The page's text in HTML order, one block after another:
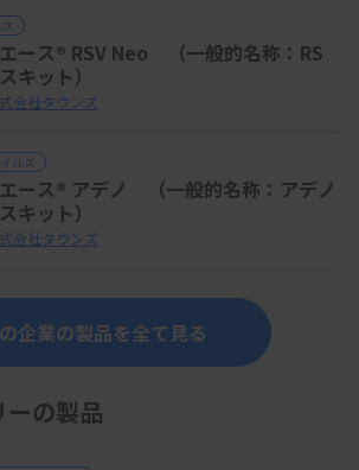
ース® RSV Neo （一般的名称：RS
キット）
会社タウンズ
ルス
ース® アデノ （一般的名称：アデノ
キット）
会社タウンズ
企業の製品を全て見る
ーの製品